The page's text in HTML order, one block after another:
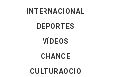
INTERNACIONAL
DEPORTES
VÍDEOS
CHANCE
CULTURAOCIO